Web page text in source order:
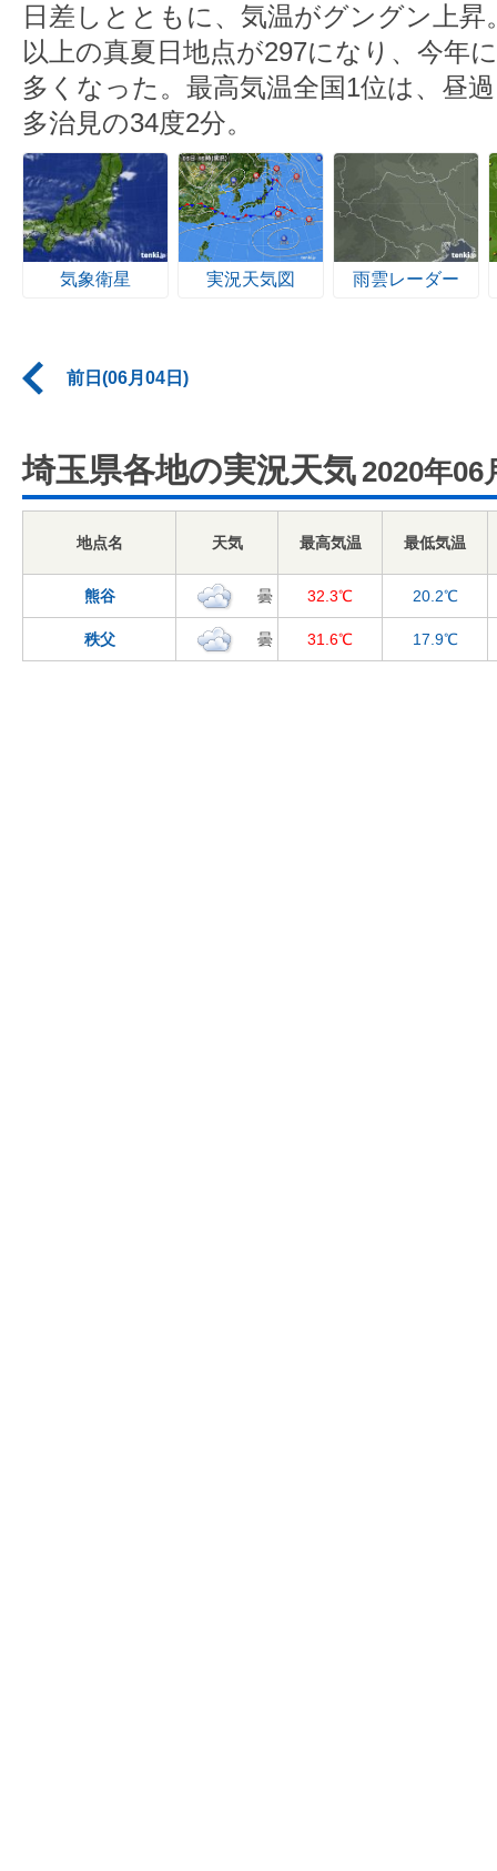
日差しとともに、気温がグングン上昇
以上の真夏日地点が297になり、今年
多くなった。最高気温全国1位は、昼
多治見の34度2分。
気象衛星 実況天気図 雨雲レーダー
前日(06月04日)
埼玉県各地の実況天気 2020年06
地点名 天気 最高気温 最低気温
熊谷 曇 32.3℃ 20.2℃
秩父 曇 31.6℃ 17.9℃